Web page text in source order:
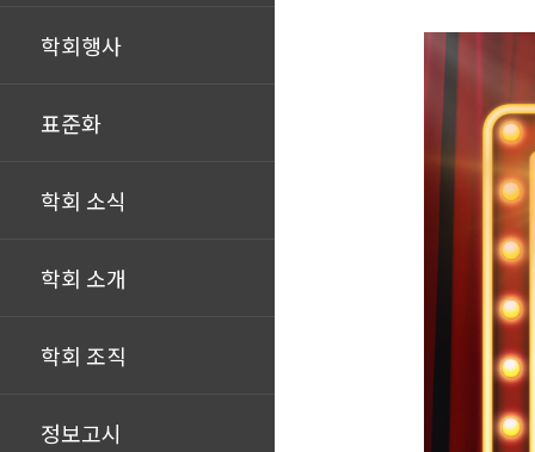
학회행사
표준화
학회 소식
학회 소개
학회 조직
정보고시